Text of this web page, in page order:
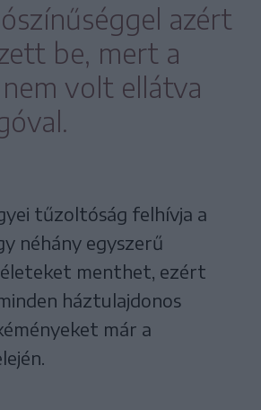
azért
be, mert a
volt ellátva
tűzoltóság felhívja a
néhány egyszerű
menthet, ezért
háztulajdonos
már a